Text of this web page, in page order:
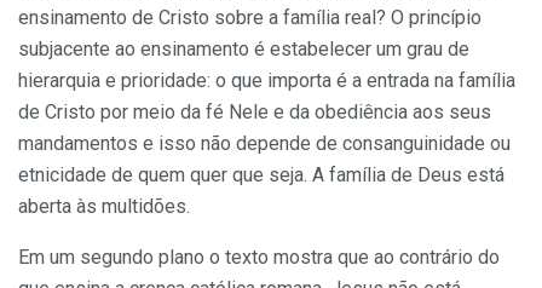
ensinamento de Cristo sobre a família real? O princípio
subjacente ao ensinamento é estabelecer um grau de
hierarquia e prioridade: o que importa é a entrada na família
de Cristo por meio da fé Nele e da obediência aos seus
mandamentos e isso não depende de consanguinidade ou
etnicidade de quem quer que seja. A família de Deus está
aberta às multidões.
Em um segundo plano o texto mostra que ao contrário do